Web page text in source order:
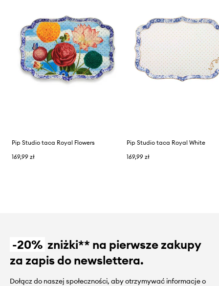
Pip Studio taca Royal Flowers
169,99 zł
Pip Studio taca Royal White
169,99 zł
-20% zniżki** na pierwsze zakupy
za zapis do newslettera.
Dołącz do naszej społeczności, aby otrzymywać informacje o